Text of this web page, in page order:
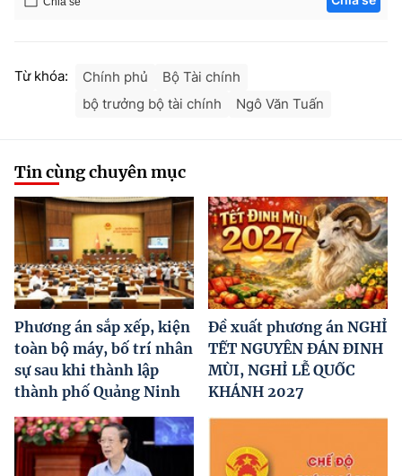
Từ khóa: Chính phủ
Bộ Tài chính
bộ trưởng bộ tài chính
Ngô Văn Tuấn
Tin cùng chuyên mục
Phương án sắp xếp, kiện
toàn bộ máy, bố trí nhân
sự sau khi thành lập
thành phố Quảng Ninh
Đề xuất phương án NGHỈ
TẾT NGUYÊN ĐÁN ĐINH
MÙI, NGHỈ LỄ QUỐC
KHÁNH 2027